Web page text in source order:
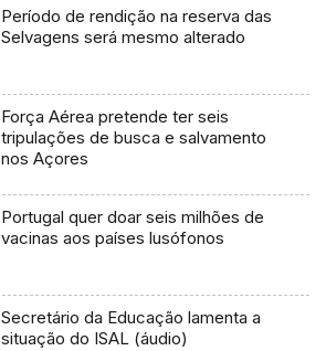
Período de rendição na reserva das
Selvagens será mesmo alterado
Força Aérea pretende ter seis
tripulações de busca e salvamento
nos Açores
Portugal quer doar seis milhões de
vacinas aos países lusófonos
Secretário da Educação lamenta a
situação do ISAL (áudio)